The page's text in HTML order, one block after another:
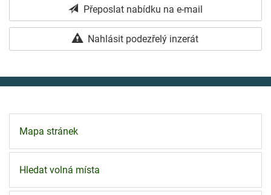
Přeposlat nabídku na e-mail
Nahlásit podezřelý inzerát
Mapa stránek
Hledat volná místa